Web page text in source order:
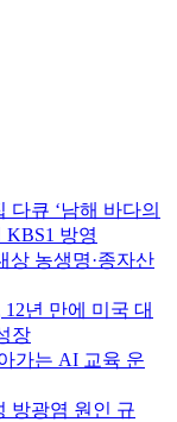
다큐 ‘남해 바다의
방영
상 농생명·종자산
년 만에 미국 대
장
가는 AI 교육 운
방광염 원인 규